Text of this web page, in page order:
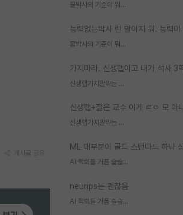
물박사의 기준이 뭐임?
물박사의 기준이 뭐임?
신생랩가지말라는 이유가 있었구나
신생랩가지말라는 이유가 있었구나
AI 학회들 거품 슬슬 지적이 나오네요
neurips는 괜찮음
AI 학회들 거품 슬슬 지적이 나오네요